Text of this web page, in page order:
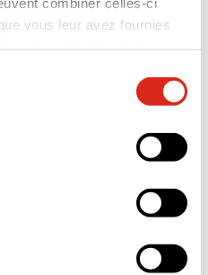
vous leur avez fournies
et chiffres-clés
Environnement